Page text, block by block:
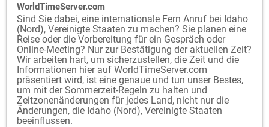
WorldTimeServer.com
Sind Sie dabei, eine internationale Fern Anruf bei Idaho
(Nord), Vereinigte Staaten zu machen? Sie planen eine
Reise oder die Vorbereitung für ein Gespräch oder
Online-Meeting? Nur zur Bestätigung der aktuellen Zeit?
Wir arbeiten hart, um sicherzustellen, die Zeit und die
Informationen hier auf WorldTimeServer.com
präsentiert wird, ist eine genaue und tun unser Bestes,
um mit der Sommerzeit-Regeln zu halten und
Zeitzonenänderungen für jedes Land, nicht nur die
Änderungen, die Idaho (Nord), Vereinigte Staaten
beeinflussen.